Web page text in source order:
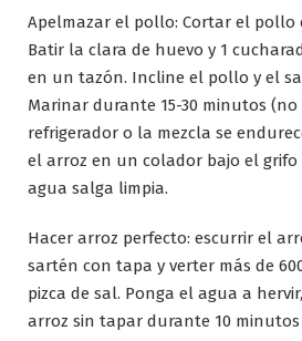
Apelmazar el pollo: Cortar el pollo
Batir la clara de huevo y 1
en un tazón. Incline el pollo y el
Marinar durante 15-30 minutos
refrigerador o la mezcla se
el arroz en un colador bajo el
agua salga limpia.
Hacer arroz perfecto: escurrir el
sartén con tapa y verter más de
pizca de sal. Ponga el agua a
arroz sin tapar durante 10